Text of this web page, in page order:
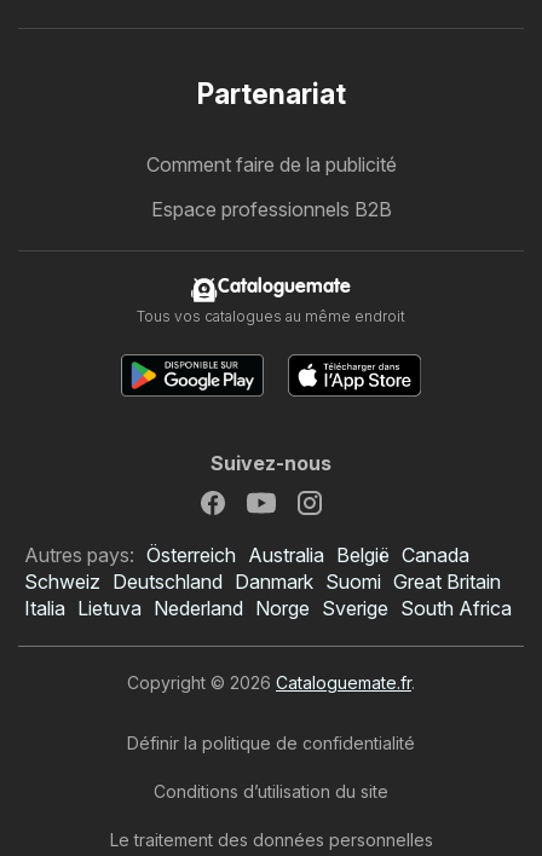
Catalogue Netto
Partenariat
Comment faire de la publicité
Espace professionnels B2B
Cataloguemate
Tous vos catalogues au même endroit
Suivez-nous
Autres pays: Österreich Australia België Canada
Schweiz Deutschland Danmark Suomi Great Britain
Italia Lietuva Nederland Norge Sverige South Africa
Copyright © 2026 Cataloguemate.fr.
Définir la politique de confidentialité
Conditions d’utilisation du site
Le traitement des données personnelles